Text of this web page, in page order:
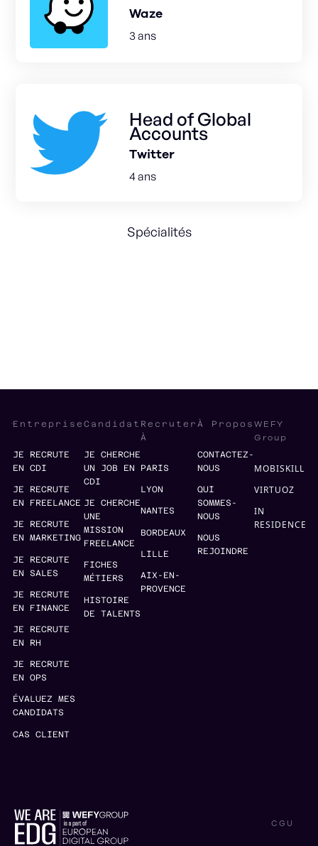
Waze
3 ans
Head of Global
Accounts
Twitter
4 ans
Spécialités
Entreprise
JE RECRUTE
EN CDI
JE RECRUTE
EN FREELANCE
JE RECRUTE
EN MARKETING
JE RECRUTE
EN SALES
JE RECRUTE
EN FINANCE
JE RECRUTE
EN RH
JE RECRUTE
EN OPS
ÉVALUEZ MES
CANDIDATS
CAS CLIENT
Candidat
JE CHERCHE
UN JOB EN
CDI
JE CHERCHE
UNE
MISSION
FREELANCE
FICHES
MÉTIERS
HISTOIRE
DE TALENTS
Recruter
À
PARIS
LYON
NANTES
BORDEAUX
LILLE
AIX-EN-
PROVENCE
À Propos
CONTACTEZ-
NOUS
QUI
SOMMES-
NOUS
NOUS
REJOINDRE
WEFY
Group
MOBISKILL
VIRTUOZ
IN
RESIDENCE
CGU